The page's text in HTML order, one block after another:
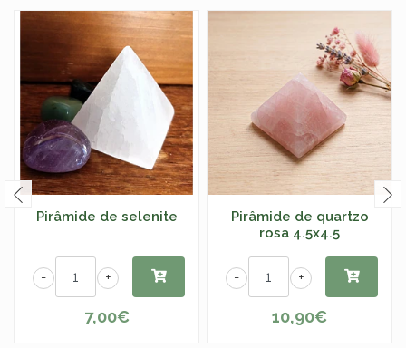
Pirâmide de selenite
+
-
7,00€
Pirâmide de quartzo
rosa 4.5x4.5
+
-
10,90€